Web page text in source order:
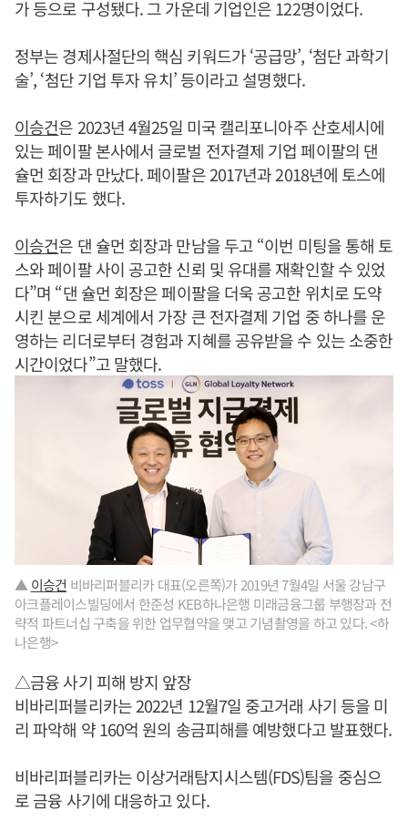
가 등으로 구성됐다. 그 가운데 기업인은 122명이었다.
정부는 경제사절단의 핵심 키워드가 ‘공급망’, ‘첨단 과학기
술’, ‘첨단 기업 투자 유치’ 등이라고 설명했다.
이승건은 2023년 4월25일 미국 캘리포니아주 산호세시에
있는 페이팔 본사에서 글로벌 전자결제 기업 페이팔의 댄
슐먼 회장과 만났다. 페이팔은 2017년과 2018년에 토스에
투자하기도 했다.
이승건은 댄 슐먼 회장과 만남을 두고 “이번 미팅을 통해 토
스와 페이팔 사이 공고한 신뢰 및 유대를 재확인할 수 있었
다”며 “댄 슐먼 회장은 페이팔을 더욱 공고한 위치로 도약
시킨 분으로 세계에서 가장 큰 전자결제 기업 중 하나를 운
영하는 리더로부터 경험과 지혜를 공유받을 수 있는 소중한
시간이었다”고 말했다.
▲ 이승건 비바리퍼블리카 대표(오른쪽)가 2019년 7월4일 서울 강남구
아크플레이스빌딩에서 한준성 KEB하나은행 미래금융그룹 부행장과 전
략적 파트너십 구축을 위한 업무협약을 맺고 기념촬영을 하고 있다. <하
나은행>
△금융 사기 피해 방지 앞장
비바리퍼블리카는 2022년 12월7일 중고거래 사기 등을 미
리 파악해 약 160억 원의 송금피해를 예방했다고 발표했다.
비바리퍼블리카는 이상거래탐지시스템(FDS)팀을 중심으
로 금융 사기에 대응하고 있다.